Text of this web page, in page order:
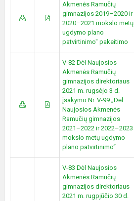
Akmenės Ramučių
gimnazijos 2019–2020 ir
2020–2021 mokslo metų
ugdymo plano
patvirtinimo" pakeitimo
V-82 Dėl Naujosios
Akmenės Ramučių
gimnazijos direktoriaus
2021 m. rugsėjo 3 d.
įsakymo Nr. V-99 „Dėl
Naujosios Akmenės
Ramučių gimnazijos
2021–2022 ir 2022–2023
mokslo metų ugdymo
plano patvirtinimo“
V-83 Dėl Naujosios
Akmenės Ramučių
gimnazijos direktoriaus
2021 m. rugpjūčio 30 d.